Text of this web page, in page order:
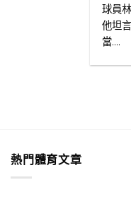
球員
他坦
當....
熱門體育文章